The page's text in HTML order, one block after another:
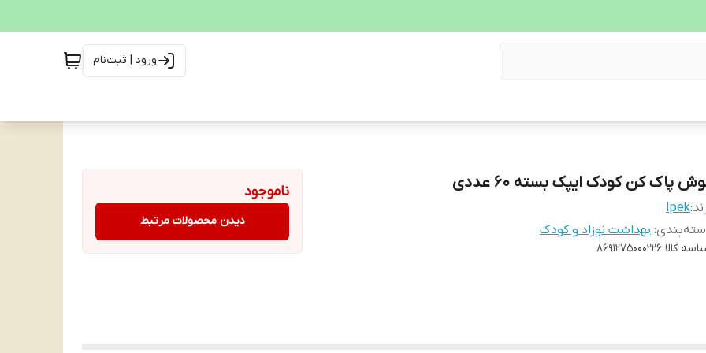
ورود | ثبت‌نام
پاک کن کودک ایپک بسته 60 عددی
Ipek
: بهداشت نوزاد و کودک
کالا 8691275000226
ناموجود
دیدن محصولات مرتبط